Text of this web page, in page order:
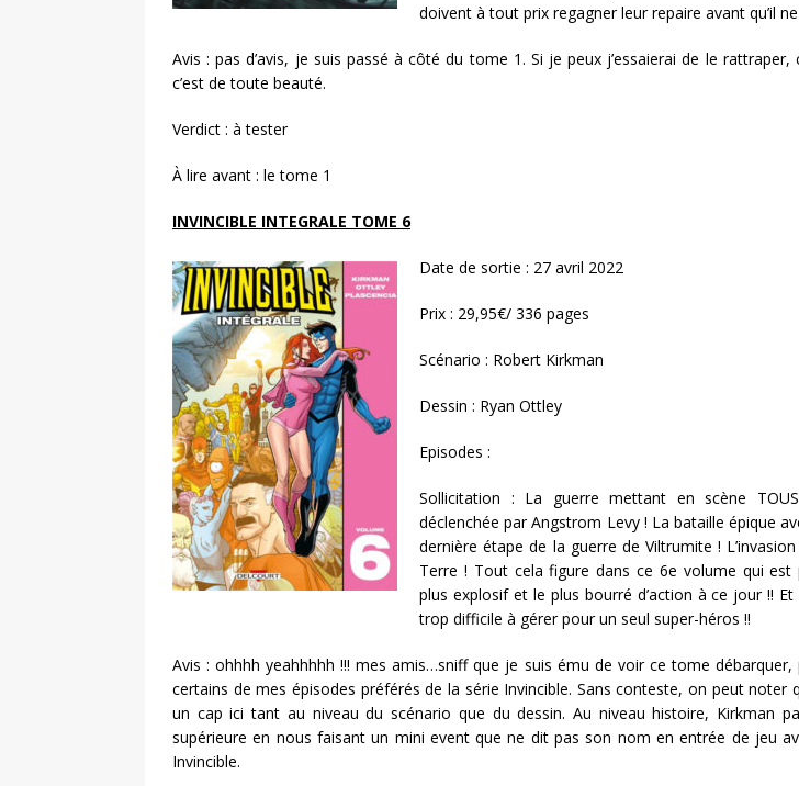
doivent à tout prix regagner leur repaire avant qu’il
Avis : pas d’avis, je suis passé à côté du tome 1. Si je peux j’essaierai de le rattraper,
c’est de toute beauté.
Verdict : à tester
À lire avant : le tome 1
INVINCIBLE INTEGRALE TOME 6
Date de sortie : 27 avril 2022
Prix : 29,95€/ 336 pages
Scénario : Robert Kirkman
Dessin : Ryan Ottley
Episodes :
Sollicitation : La guerre mettant en scène
déclenchée par Angstrom Levy ! La bataille épique
dernière étape de la guerre de Viltrumite !
Terre ! Tout cela figure dans ce 6e volume qui est
plus explosif et le plus bourré d’action à ce jour !! Et
trop difficile à gérer pour un seul super-héros !!
Avis : ohhhh yeahhhhh !!! mes amis…sniff que je suis ému de voir ce tome débarquer,
certains de mes épisodes préférés de la série Invincible. Sans conteste, on peut noter
un cap ici tant au niveau du scénario que du dessin. Au niveau histoire, Kirkman
supérieure en nous faisant un mini event que ne dit pas son nom en entrée de jeu
Invincible.